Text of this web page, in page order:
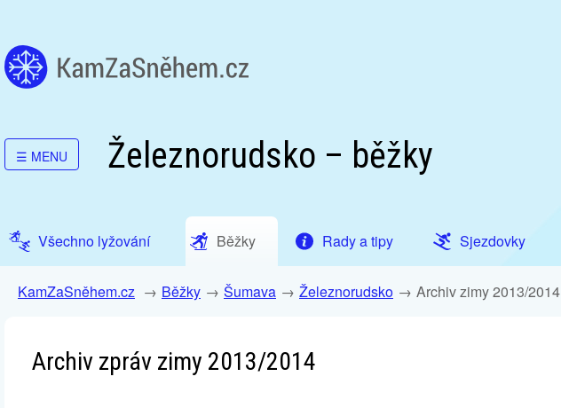
☰ MENU Železnorudsko – běžky
Všechno lyžování Běžky Rady a tipy Sjezdovky
KamZaSněhem.cz Běžky Šumava Železnorudsko Archiv zimy 2013/2014
Archiv zpráv zimy 2013/2014